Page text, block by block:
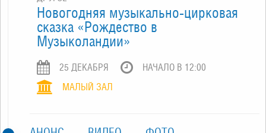
Новогодняя музыкально-цирковая
сказка «Рождество в
Музыколандии»
25 ДЕКАБРЯ
НАЧАЛО В 12:00
МАЛЫЙ ЗАЛ